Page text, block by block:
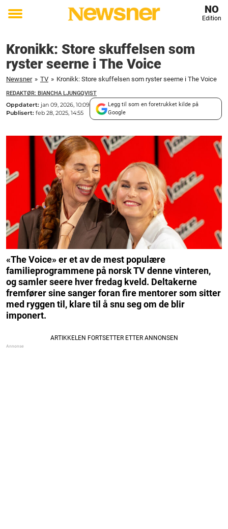
Toggle
NO
Edition
Kronikk: Store skuffelsen som
ryster seerne i The Voice
Newsner » TV » Kronikk: Store skuffelsen som ryster seerne i The Voice
REDAKTØR: BIANCHA LJUNGQVIST
Oppdatert: jan 09, 2026, 10:09
Publisert: feb 28, 2025, 14:55
Legg til som en foretrukket kilde på
Google
«The Voice» er et av de mest populære
familieprogrammene på norsk TV denne vinteren,
og samler seere hver fredag kveld. Deltakerne
fremfører sine sanger foran fire mentorer som sitter
med ryggen til, klare til å snu seg om de blir
imponert.